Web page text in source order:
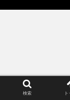
検索